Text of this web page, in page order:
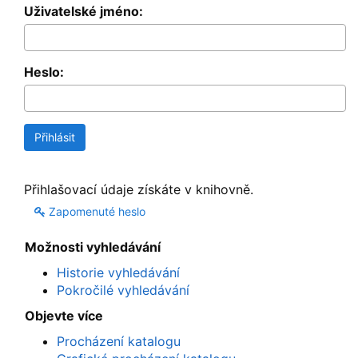
Uživatelské jméno:
Heslo:
Přihlašovací údaje získáte v knihovně.
Zapomenuté heslo
Možnosti vyhledávání
Historie vyhledávání
Pokročilé vyhledávání
Objevte více
Procházení katalogu